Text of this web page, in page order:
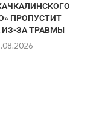
ПРОПУСТИТ
ЗА ТРАВМЫ